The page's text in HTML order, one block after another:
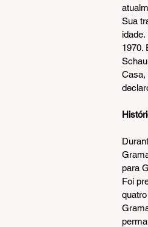
Sua
1970.
Casa,
para
Foi